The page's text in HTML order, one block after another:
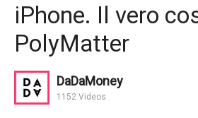
iPhone. Il vero
PolyMatter
DaDaMoney
1152 Videos